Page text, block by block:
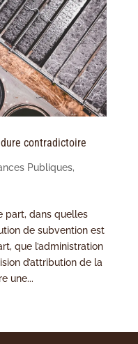
contradictoire
Publiques,
part, dans quelles
de subvention est
que l’administration
d’attribution de la
une...